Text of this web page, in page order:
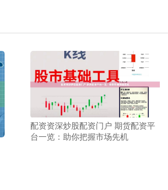
配资资深炒股配资门户 期货配资平
台一览：助你把握市场先机